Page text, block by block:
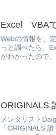
Excel VBA
Webの情報を、
っと調べたら、
がわかったので
ORIGINALS
メンタリスト
「ORIGINALS